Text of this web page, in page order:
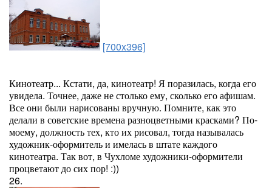
[700x396]
Кинотеатр... Кстати, да, кинотеатр! Я поразилась, когда его
увидела. Точнее, даже не столько ему, сколько его афишам.
Все они были нарисованы вручную. Помните, как это
делали в советские времена разноцветными красками? По-
моему, должность тех, кто их рисовал, тогда называлась
художник-оформитель и имелась в штате каждого
кинотеатра. Так вот, в Чухломе художники-оформители
процветают до сих пор! :))
26.